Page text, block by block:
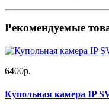
Рекомендуемые
6400р.
Купольная камера IP